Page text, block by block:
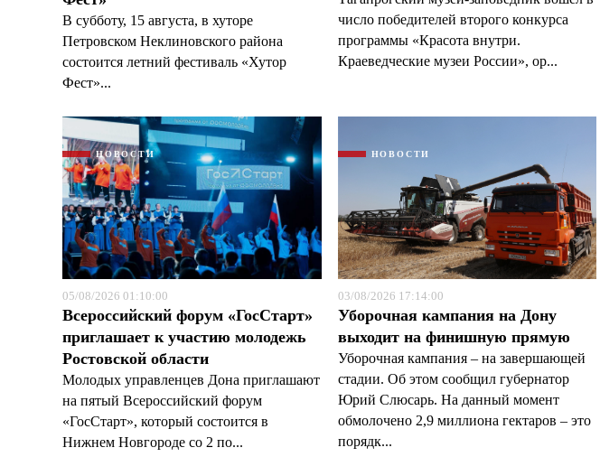
В субботу, 15 августа, в хуторе
Петровском Неклиновского района
состоится летний фестиваль «Хутор
Фест»...
число победителей второго конкурса
программы «Красота внутри.
Краеведческие музеи России», ор...
НОВОСТИ
05/08/2026 01:10:00
Всероссийский форум «ГосСтарт»
приглашает к участию молодежь
Ростовской области
Молодых управленцев Дона приглашают
на пятый Всероссийский форум
«ГосСтарт», который состоится в
Нижнем Новгороде со 2 по...
НОВОСТИ
03/08/2026 17:14:00
Уборочная кампания на Дону
выходит на финишную прямую
Уборочная кампания – на завершающей
стадии. Об этом сообщил губернатор
Юрий Слюсарь. На данный момент
обмолочено 2,9 миллиона гектаров – это
порядк...